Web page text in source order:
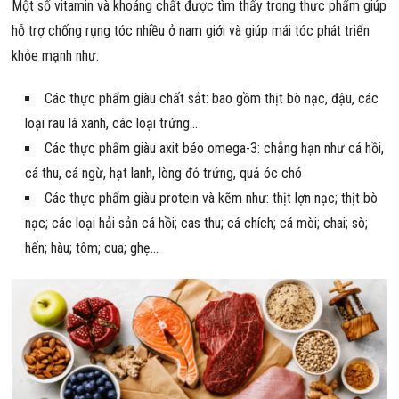
Một số vitamin và khoáng chất được tìm thấy trong thực phẩm giúp
hỗ trợ chống rụng tóc nhiều ở nam giới và giúp mái tóc phát triển
khỏe mạnh như:
Các thực phẩm giàu chất sắt: bao gồm thịt bò nạc, đậu, các
loại rau lá xanh, các loại trứng…
Các thực phẩm giàu axit béo omega-3: chẳng hạn như cá hồi,
cá thu, cá ngừ, hạt lanh, lòng đỏ trứng, quả óc chó
Các thực phẩm giàu protein và kẽm như: thịt lợn nạc; thịt bò
nạc; các loại hải sản cá hồi; cas thu; cá chích; cá mòi; chai; sò;
hến; hàu; tôm; cua; ghẹ…